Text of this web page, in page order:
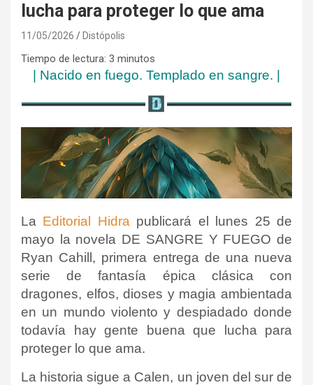
lucha para proteger lo que ama
11/05/2026 Distópolis
Tiempo de lectura: 3 minutos
Nacido en fuego. Templado en sangre.
La Editorial Hidra publicará el lunes 25 de
mayo la novela DE SANGRE Y FUEGO de
Ryan Cahill, primera entrega de una nueva
serie de fantasía épica clásica con
dragones, elfos, dioses y magia ambientada
en un mundo violento y despiadado donde
todavía hay gente buena que lucha para
proteger lo que ama.
La historia sigue a Calen, un joven del sur de